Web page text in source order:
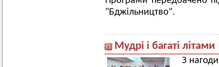
"Бджільництво".
Мудрі і багаті літами
З